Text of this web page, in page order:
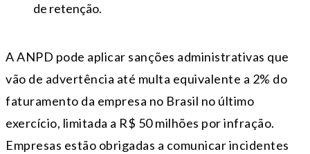
de retenção.
A ANPD pode aplicar sanções administrativas que
vão de advertência até multa equivalente a 2% do
faturamento da empresa no Brasil no último
exercício, limitada a R$ 50 milhões por infração.
Empresas estão obrigadas a comunicar incidentes